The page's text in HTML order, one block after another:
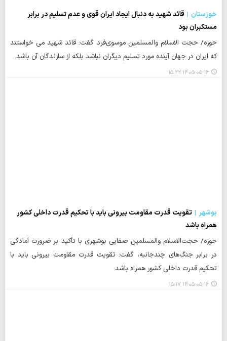
خوزستان
قائد شهید به دنبال ایجاد ایران قوی و عدم تسلیم در برابر
مستکبران بود
حوزه/ حجت الاسلام والمسلمین موسوی‌فرد گفت: قائد شهید می خواستند
که ایران در جهان آینده مورد تسلیم دیگران نباشد بلکه از سازندگان آن باشد.
۱۴۰۵-۰۵-۱۶ ۱۵:۲۲
بوشهر
تقویت قدرت مقاومت بیرونی باید با تحکیم قدرت داخلی کشور
همراه باشد
حوزه/ حجت‌الاسلام والمسلمین صفایی بوشهری با تأکید بر ضرورت آمادگی
در برابر جنگ‌های چندجانبه، گفت: تقویت قدرت مقاومت بیرونی باید با
تحکیم قدرت داخلی کشور همراه باشد.
۱۴۰۵-۰۵-۱۶ ۱۵:۱۷